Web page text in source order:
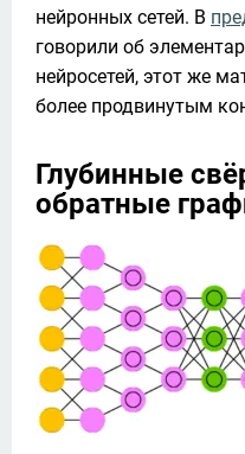
нейронных сетей. В
говорили об
нейросетей, этот же
более продвинутым
Глубинные
обратные